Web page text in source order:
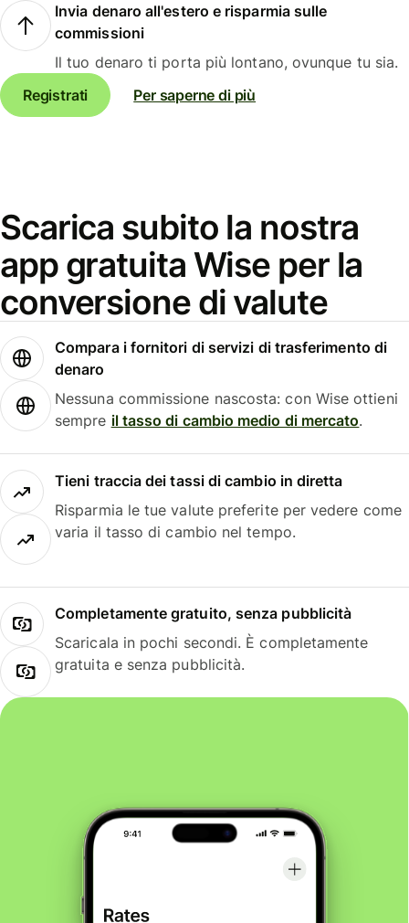
Invia denaro all'estero e risparmia sulle
commissioni
Il tuo denaro ti porta più lontano, ovunque tu sia.
Registrati
Per saperne di più
Scarica subito la nostra
app gratuita Wise per la
conversione di valute
Compara i fornitori di servizi di trasferimento di
denaro
Nessuna commissione nascosta: con Wise ottieni
sempre il tasso di cambio medio di mercato.
Tieni traccia dei tassi di cambio in diretta
Risparmia le tue valute preferite per vedere come
varia il tasso di cambio nel tempo.
Completamente gratuito, senza pubblicità
Scaricala in pochi secondi. È completamente
gratuita e senza pubblicità.